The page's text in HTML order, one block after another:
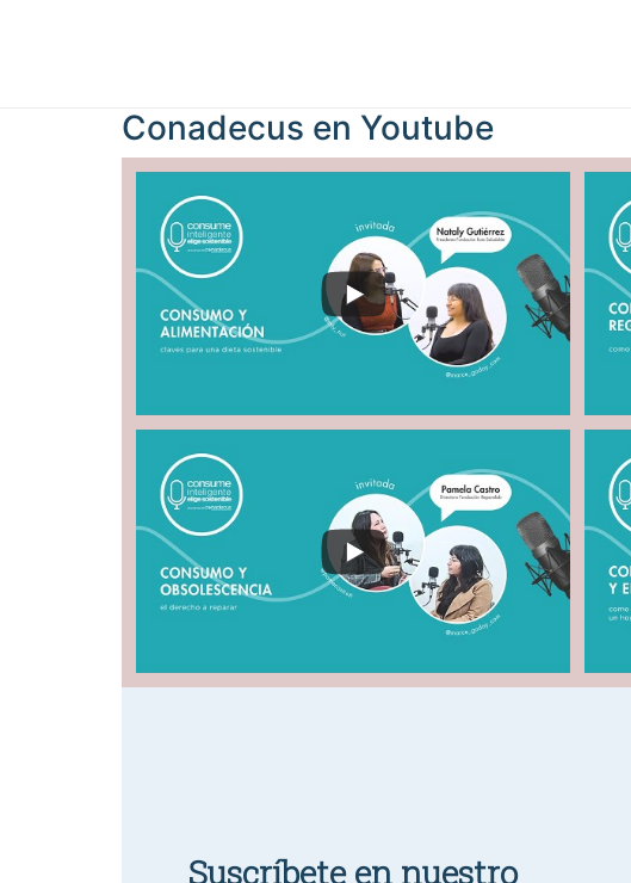
Conadecus en Youtube
Suscríbete en nuestro